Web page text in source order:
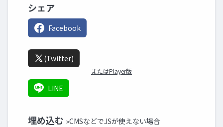
シェア
Facebook
(Twitter)
またはPlayer版
LINE
埋め込む »CMSなどでJSが使えない場合